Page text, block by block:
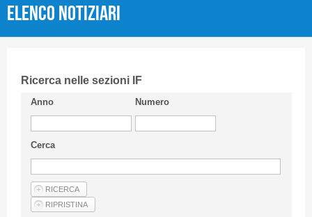
CIFI in breve
Linee Guida
Privacy Policy
Articoli
Elenco Notiziari
Ricerca nelle sezioni IF
Anno Numero
Cerca